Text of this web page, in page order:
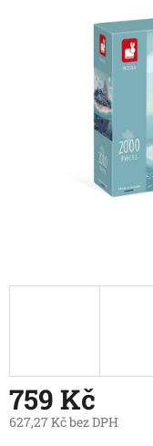
759 Kč
627,27 Kč bez DPH